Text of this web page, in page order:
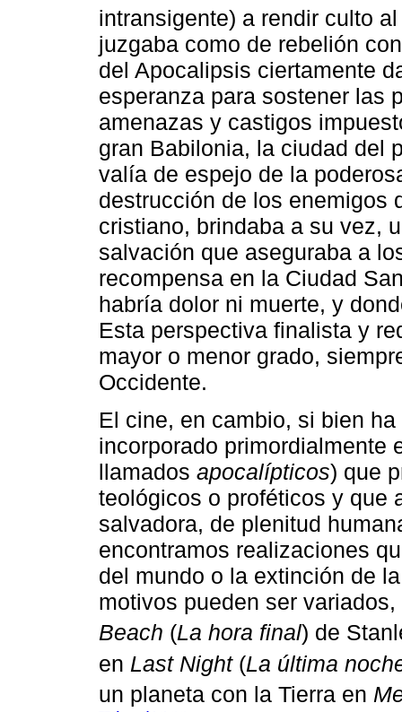
intransigente) a rendir culto
juzgaba como de rebelión
del Apocalipsis ciertamente
esperanza para sostener las
amenazas y castigos
gran Babilonia, la ciudad del
valía de espejo de la
destrucción de los enemigos
cristiano, brindaba a su vez,
salvación que aseguraba a
recompensa en la Ciudad
habría dolor ni muerte, y
Esta perspectiva finalista y
mayor o menor grado,
Occidente.
El cine, en cambio, si bien
incorporado primordialmente
llamados apocalípticos) que
teológicos o proféticos y que
salvadora, de plenitud
encontramos realizaciones
del mundo o la extinción de
motivos pueden ser
Beach (La hora final) de
en Last Night(La última
un planeta con la Tierra en